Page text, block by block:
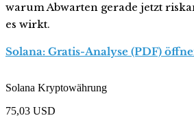
warum Abwarten gerade jetzt
es wirkt.
Solana: Gratis-Analyse (PDF)
Solana Kryptowährung
75,03 USD